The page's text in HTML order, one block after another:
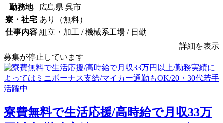
勤務地
広島県 呉市
寮・社宅 あり（無料）
仕事内容 組立・加工 / 機械系工場 / 日勤
詳細を表示
募集が停止しています
寮費無料で生活応援/高時給で月収33万